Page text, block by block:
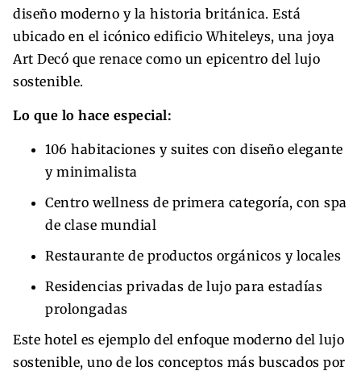
diseño moderno y la historia británica. Está
ubicado en el icónico edificio Whiteleys, una joya
Art Decó que renace como un epicentro del lujo
sostenible.
Lo que lo hace especial:
106 habitaciones y suites con diseño elegante
y minimalista
Centro wellness de primera categoría, con spa
de clase mundial
Restaurante de productos orgánicos y locales
Residencias privadas de lujo para estadías
prolongadas
Este hotel es ejemplo del enfoque moderno del lujo
sostenible, uno de los conceptos más buscados por